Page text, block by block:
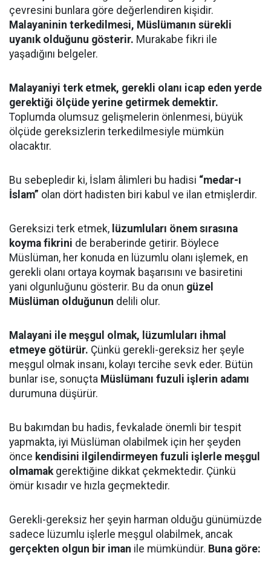
çevresini bunlara göre değerlendiren kişidir.
Malayaninin terkedilmesi, Müslümanın sürekli
uyanık olduğunu gösterir. Murakabe fikri ile
yaşadığını belgeler.
Malayaniyi terk etmek, gerekli olanı icap eden yerde
gerektiği ölçüde yerine getirmek demektir.
Toplumda olumsuz gelişmelerin önlenmesi, büyük
ölçüde gereksizlerin terkedilmesiyle mümkün
olacaktır.
Bu sebepledir ki, İslam âlimleri bu hadisi “medar-ı
İslam” olan dört hadisten biri kabul ve ilan etmişlerdir.
Gereksizi terk etmek, lüzumluları önem sırasına
koyma fikrini de beraberinde getirir. Böylece
Müslüman, her konuda en lüzumlu olanı işlemek, en
gerekli olanı ortaya koymak başarısını ve basiretini
yani olgunluğunu gösterir. Bu da onun güzel
Müslüman olduğunun delili olur.
Malayani ile meşgul olmak, lüzumluları ihmal
etmeye götürür. Çünkü gerekli-gereksiz her şeyle
meşgul olmak insanı, kolayı tercihe sevk eder. Bütün
bunlar ise, sonuçta Müslümanı fuzuli işlerin adamı
durumuna düşürür.
Bu bakımdan bu hadis, fevkalade önemli bir tespit
yapmakta, iyi Müslüman olabilmek için her şeyden
önce kendisini ilgilendirmeyen fuzuli işlerle meşgul
olmamakgerektiğine dikkat çekmektedir. Çünkü
ömür kısadır ve hızla geçmektedir.
Gerekli-gereksiz her şeyin harman olduğu günümüzde
sadece lüzumlu işlerle meşgul olabilmek, ancak
gerçekten olgun bir iman ile mümkündür. Buna göre: